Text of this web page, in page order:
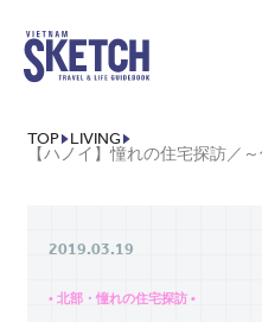
TOP LIVING
2019.03.19
• 北部・憧れの住宅探訪 •